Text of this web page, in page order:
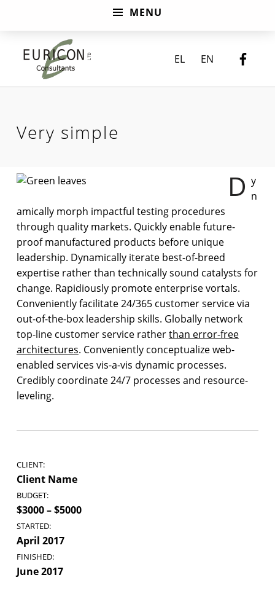
MENU
EL EN
Introduction
Very simple
e
r
y
s
i
m
p
l
e
D y
n
amically morph impactful testing procedures
through quality markets. Quickly enable future-
proof manufactured products before unique
leadership. Dynamically iterate best-of-breed
expertise rather than technically sound catalysts for
change. Rapidiously promote enterprise vortals.
Conveniently facilitate 24/365 customer service via
out-of-the-box leadership skills. Globally network
top-line customer service ratherthan error-free
architectures. Conveniently conceptualize web-
enabled services vis-a-vis dynamic processes.
Credibly coordinate 24/7 processes and resource-
leveling.
CLIENT:
Client Name
BUDGET:
$3000 – $5000
STARTED:
April 2017
FINISHED:
June 2017
Skip back to main navigation